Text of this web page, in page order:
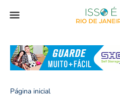
Página inicial